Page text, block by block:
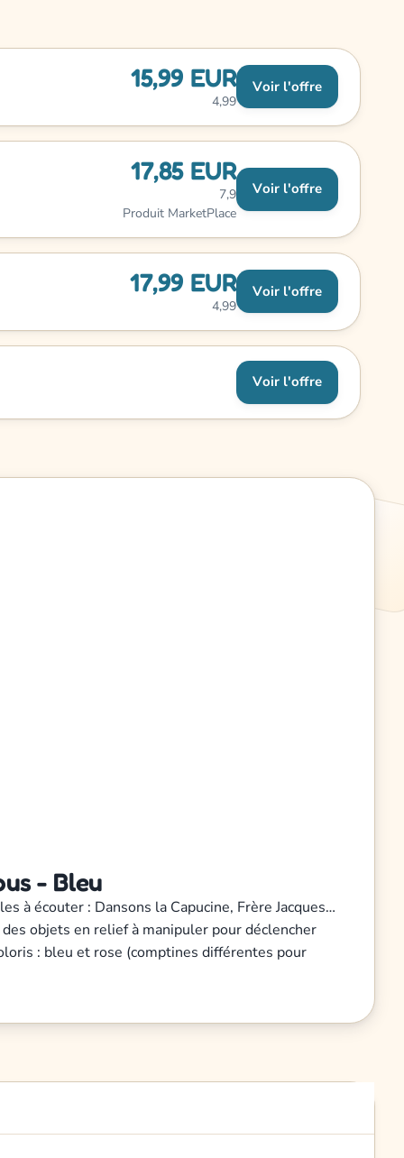
15,99 EUR
4,99
Voir l'offre
17,85 EUR
7,9
Produit MarketPlace
Voir l'offre
17,99 EUR
4,99
Voir l'offre
Voir l'offre
- Bleu
à écouter : Dansons la Capucine, Frère Jacques…
objets en relief à manipuler pour déclencher
: bleu et rose (comptines différentes pour